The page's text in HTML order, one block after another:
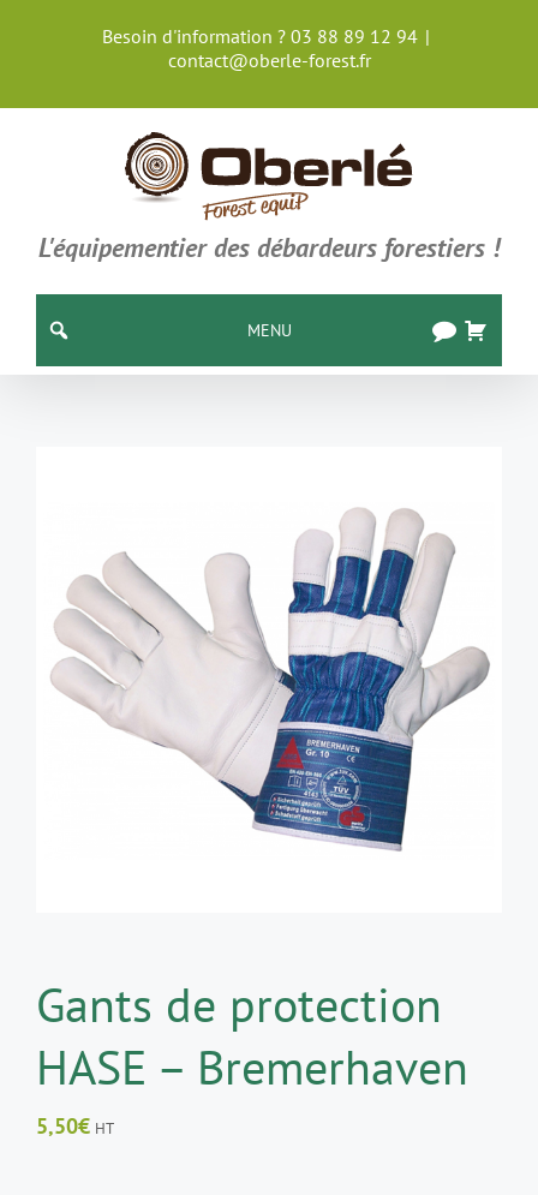
Besoin d'information ? 03 88 89 12 94 |
contact@oberle-forest.fr
L'équipementier des débardeurs forestiers !
MENU
Gants de protection
HASE – Bremerhaven
5,50€ HT